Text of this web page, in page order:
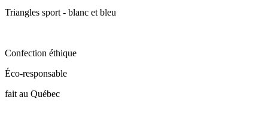
Triangles sport - blanc et bleu
Confection éthique
Éco-responsable
fait au Québec